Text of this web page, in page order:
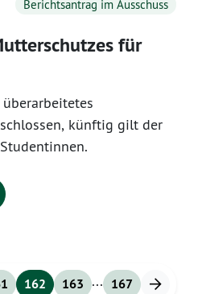
Berichtsantrag im Ausschuss
für
künftig gilt der
162 163 ... 167